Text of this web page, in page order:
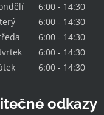
6:00 - 14:30
6:00 - 14:30
6:00 - 14:30
6:00 - 14:30
6:00 - 14:30
odkazy